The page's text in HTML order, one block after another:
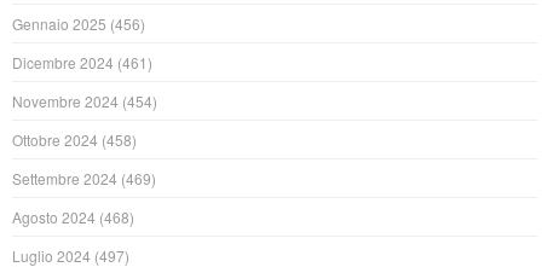
Gennaio 2025 (456)
Dicembre 2024 (461)
Novembre 2024 (454)
Ottobre 2024 (458)
Settembre 2024 (469)
Agosto 2024 (468)
Luglio 2024 (497)